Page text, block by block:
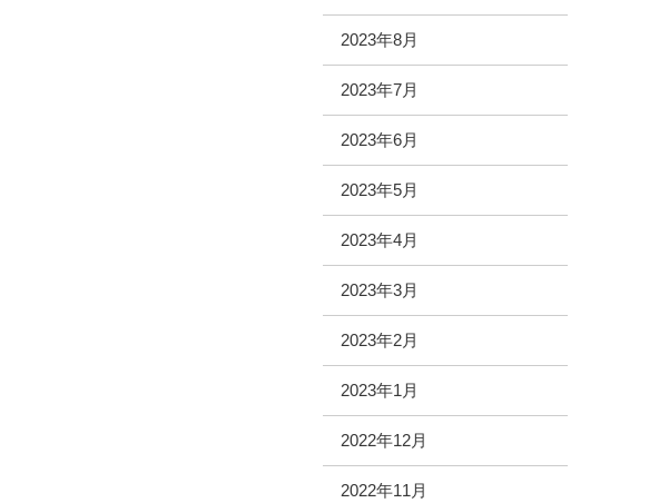
2023年8月
2023年7月
2023年6月
2023年5月
2023年4月
2023年3月
2023年2月
2023年1月
2022年12月
2022年11月